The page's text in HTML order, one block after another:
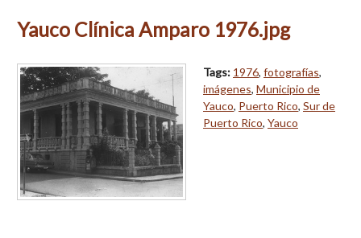
Yauco Clínica Amparo 1976.jpg
Tags: 1976, fotografías,
imágenes, Municipio de
Yauco, Puerto Rico, Sur de
Puerto Rico, Yauco